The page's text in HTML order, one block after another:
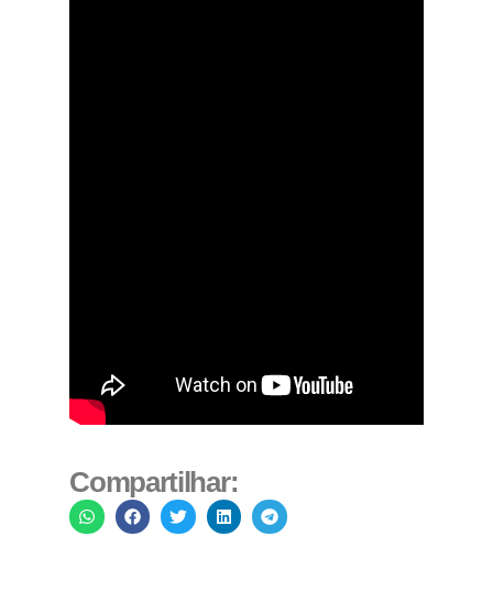
Compartilhar: